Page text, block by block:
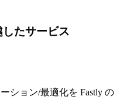
たサービス
ション/最適化を Fastly の